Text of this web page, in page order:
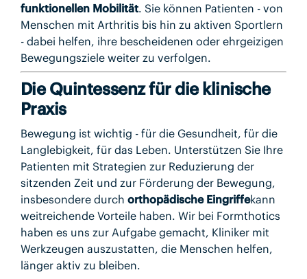
funktionellen Mobilität. Sie können Patienten - von
Menschen mit Arthritis bis hin zu aktiven Sportlern
- dabei helfen, ihre bescheidenen oder ehrgeizigen
Bewegungsziele weiter zu verfolgen.
Die Quintessenz für die klinische
Praxis
Bewegung ist wichtig - für die Gesundheit, für die
Langlebigkeit, für das Leben. Unterstützen Sie Ihre
Patienten mit Strategien zur Reduzierung der
sitzenden Zeit und zur Förderung der Bewegung,
insbesondere durch orthopädische Eingriffekann
weitreichende Vorteile haben. Wir bei Formthotics
haben es uns zur Aufgabe gemacht, Kliniker mit
Werkzeugen auszustatten, die Menschen helfen,
länger aktiv zu bleiben.